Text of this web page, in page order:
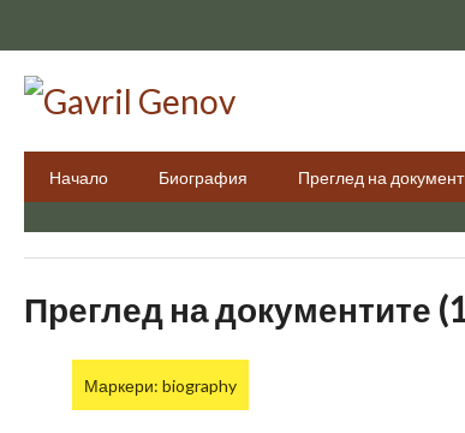
Начало
Биография Преглед на
Преглед на документите
Маркери: biography